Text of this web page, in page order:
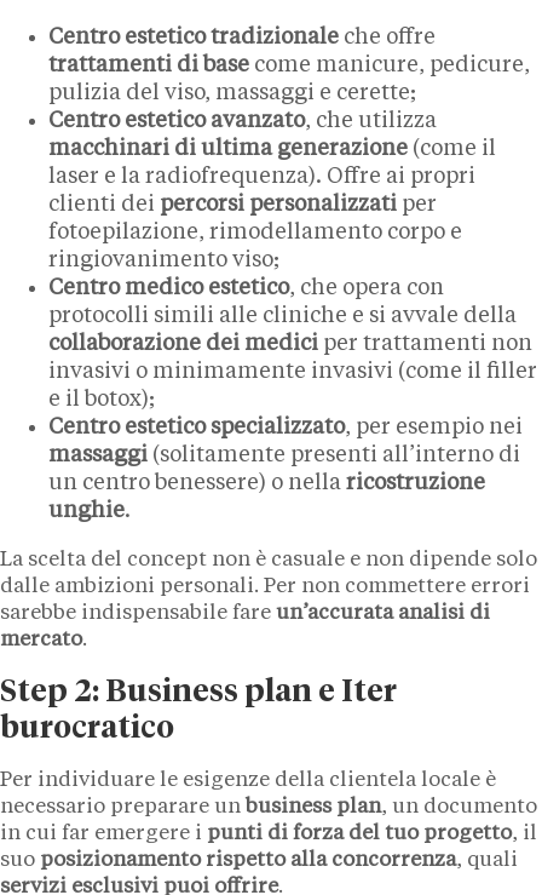
Centro estetico tradizionale che offre
trattamenti di base come manicure, pedicure,
pulizia del viso, massaggi e cerette;
Centro estetico avanzato, che utilizza
macchinari di ultima generazione (come il
laser e la radiofrequenza). Offre ai propri
clienti dei percorsi personalizzati per
fotoepilazione, rimodellamento corpo e
ringiovanimento viso;
Centro medico estetico, che opera con
protocolli simili alle cliniche e si avvale della
collaborazione dei medici per trattamenti non
invasivi o minimamente invasivi (come il filler
e il botox);
Centro estetico specializzato, per esempio nei
massaggi (solitamente presenti all’interno di
un centro benessere) o nella ricostruzione
unghie.
La scelta del concept non è casuale e non dipende solo
dalle ambizioni personali. Per non commettere errori
sarebbe indispensabile fare un’accurata analisi di
mercato.
Step 2: Business plan e Iter
burocratico
Per individuare le esigenze della clientela locale è
necessario preparare un business plan, un documento
in cui far emergere i punti di forza del tuo progetto, il
suo posizionamento rispetto alla concorrenza, quali
servizi esclusivi puoi offrire.